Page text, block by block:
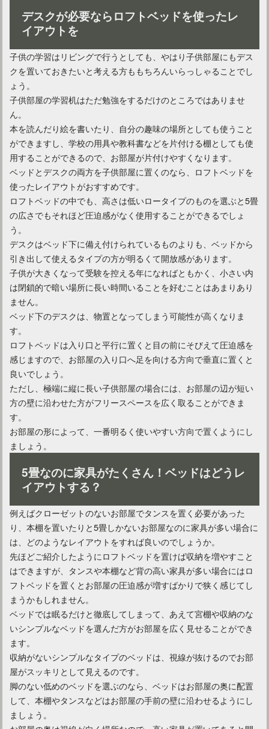
インテリア雑貨はプチプラで欲しい！便利な通販を活用しよう
インテリアは実例を参考に！リビングのコーディネートとは？
タイプ別に紹介！インテリアがオシャレなリビングのポイント
ナチュラルカントリーのインテリアでぬくもりのある部屋作り
ジャパニーズモダンとは？インテリアコーディネートのコツも
デスクが必要ならロフトベッドを使ったレ
イアウトを
子供の学習はリビングで行うとしても、やはり子供部屋にもデス
クを置いておきたいと考える方ももちろんいらっしゃることでし
ょう。
子供部屋の学習机はただ勉強をするだけのところではありませ
ん。
本を読んだり絵を書いたり、自分の趣味の場所としても使うこと
ができますし、学校の用具や教科書などを片付ける棚としても使
用することができるので、お部屋が片付けやすくなります。
ベッドとデスクの両方を子供部屋に置くのなら、ロフトベッドを
使ったレイアウトがおすすめです。
ロフトベッドの中でも、高さは低いロータイプのものを選ぶと5畳
の広さでもそれほど圧迫感がなく使用することができるでしょ
う。
デスクはベッド下に備え付けられているものよりも、ベッドから
引き出して使えるタイプの方が明るくて開放感があります。
子供が大きくなって受験を控える年になればともかく、小さい内
は閉鎖的で暗い場所に長い時間いることを好むことはあまりあり
ません。
ベッド下のデスクは、物置となってしまう可能性が高くなりま
す。
ロフトベッドは入り口と平行に置くと目の前にそびえて圧迫感を
感じますので、お部屋の入り口へ足を向ける方向で垂直に置くと
良いでしょう。
ただし、極端に縦に長い子供部屋の場合には、お部屋の辺が短い
方の壁に沿わせた方がフリースペースを広く取ることができま
す。
お部屋の形によって、一番明るく使いやすい方向で置くようにし
ましょう。
5畳なのに家具がたくさん！ベッドはどうレ
イアウトする？
例えばクローゼットのないお部屋でタンスを置く必要があった
り、本棚を置いたりと5畳しかないお部屋なのに家具が多い場合に
は、どのようなレイアウトをすれば良いのでしょうか。
先ほどご紹介したようにロフトベッドを置けば収納を増やすこと
はできますが、タンスや本棚など背の高い家具が多い場合にはロ
フトベッドを置くとお部屋の圧迫感が増すばかりで狭く感じてし
まうかもしれません。
ベッドでは眠るだけと徹底してしまって、あえて宮棚や収納のな
いシンプルなベッドを選んだ方がお部屋を広く見せることができ
ます。
収納がないシンプルなタイプのベッドは、視線が抜けるのでお部
屋がスッキリとして見えるのです。
脚のない低めのベッドを選ぶのなら、ベッドはお部屋の奥に配置
して、本棚やタンスなどはお部屋の手前の壁に沿わせるようにし
ましょう。